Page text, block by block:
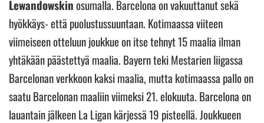
Lewandowskinosumalla. Barcelona on vakuuttanut sekä
hyökkäys- että puolustussuuntaan. Kotimaassa viiteen
viimeiseen otteluun joukkue on itse tehnyt 15 maalia ilman
yhtäkään päästettyä maalia. Bayern teki Mestarien liigassa
Barcelonan verkkoon kaksi maalia, mutta kotimaassa pallo on
saatu Barcelonan maaliin viimeksi 21. elokuuta. Barcelona on
lauantain jälkeen La Ligan kärjessä 19 pisteellä. Joukkueen